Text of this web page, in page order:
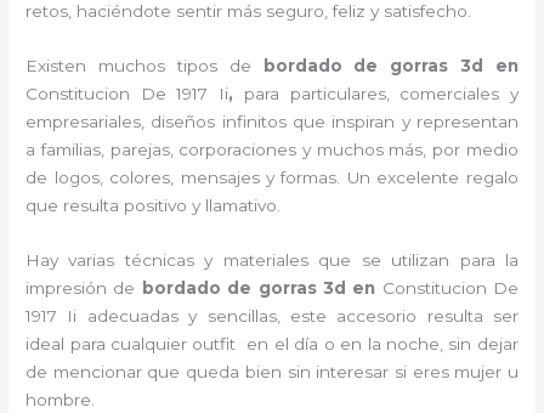
retos, haciéndote sentir más seguro, feliz y satisfecho.
Existen muchos tipos de
bordado de gorras 3d en
Constitucion De 1917 Ii, para particulares, comerciales y
empresariales, diseños infinitos que inspiran y representan
a familias, parejas, corporaciones y muchos más, por medio
de logos, colores, mensajes y formas. Un excelente regalo
que resulta positivo y llamativo.
Hay varias técnicas y materiales que se utilizan para la
impresión de
bordado de gorras 3d en Constitucion De
1917 Ii adecuadas y sencillas, este accesorio resulta ser
ideal para cualquier outfit en el día o en la noche, sin dejar
de mencionar que queda bien sin interesar si eres mujer u
hombre.